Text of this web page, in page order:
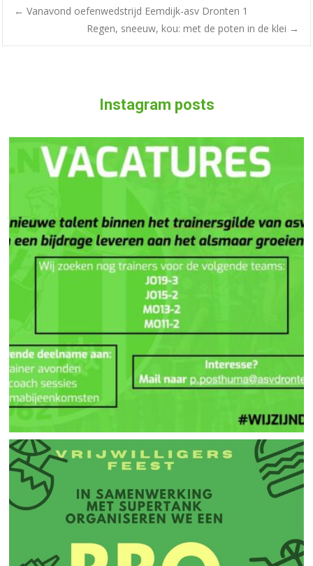
← Vanavond oefenwedstrijd Eemdijk-asv Dronten 1
Regen, sneeuw, kou: met de poten in de klei →
Instagram posts